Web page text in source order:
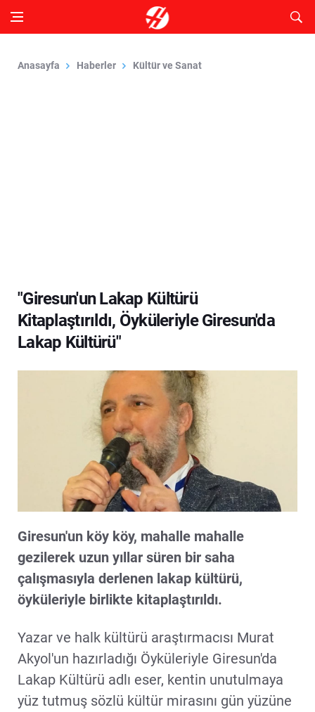
Anasayfa Haberler Kültür ve Sanat
"Giresun'un Lakap Kültürü
Kitaplaştırıldı, Öyküleriyle Giresun'da
Lakap Kültürü"
Giresun'un köy köy, mahalle mahalle
gezilerek uzun yıllar süren bir saha
çalışmasıyla derlenen lakap kültürü,
öyküleriyle birlikte kitaplaştırıldı.
Yazar ve halk kültürü araştırmacısı Murat
Akyol'un hazırladığı Öyküleriyle Giresun'da
Lakap Kültürü adlı eser, kentin unutulmaya
yüz tutmuş sözlü kültür mirasını gün yüzüne